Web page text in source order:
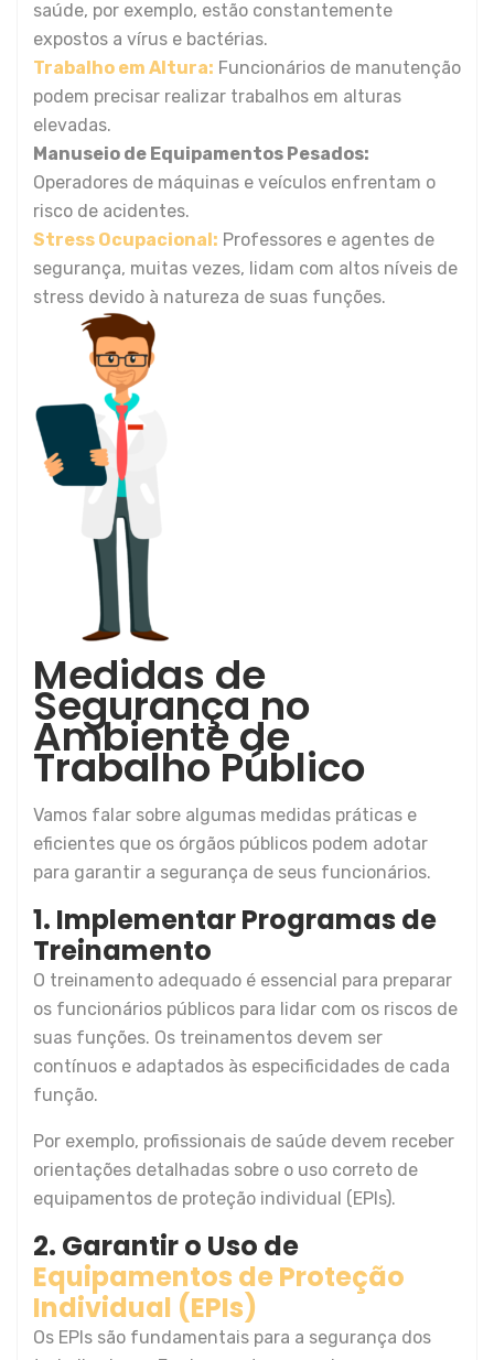
saúde, por exemplo, estão constantemente
expostos a vírus e bactérias.
Trabalho em Altura: Funcionários de manutenção
podem precisar realizar trabalhos em alturas
elevadas.
Manuseio de Equipamentos Pesados:
Operadores de máquinas e veículos enfrentam o
risco de acidentes.
Stress Ocupacional: Professores e agentes de
segurança, muitas vezes, lidam com altos níveis de
stress devido à natureza de suas funções.
Medidas de
Segurança no
Ambiente de
Trabalho Público
Vamos falar sobre algumas medidas práticas e
eficientes que os órgãos públicos podem adotar
para garantir a segurança de seus funcionários.
1. Implementar Programas de
Treinamento
O treinamento adequado é essencial para preparar
os funcionários públicos para lidar com os riscos de
suas funções. Os treinamentos devem ser
contínuos e adaptados às especificidades de cada
função.
Por exemplo, profissionais de saúde devem receber
orientações detalhadas sobre o uso correto de
equipamentos de proteção individual (EPIs).
2. Garantir o Uso de
Equipamentos de Proteção
Individual (EPIs)
Os EPIs são fundamentais para a segurança dos